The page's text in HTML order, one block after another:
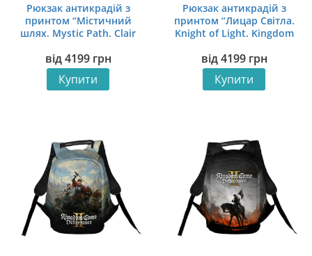
Рюкзак антикрадій з
принтом “Містичний
шлях. Mystic Path. Clair
від4199 грн
Купити
Рюкзак антикрадій з
принтом “Лицар Світла.
Knight of Light. Kingdom
від4199 грн
Купити